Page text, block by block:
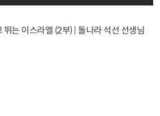
는 이스라엘 (2부) | 돌나라 석선 선생님